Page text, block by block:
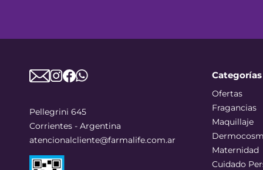
Pellegrini 645
Corrientes - Argentina
atencionalcliente@farmalife.com.ar
Categorías
Ofertas
Fragancias
Maquillaje
Maternidad
Cuidado